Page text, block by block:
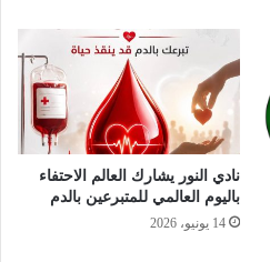
نادي النور يشارك العالم الاحتفاء
باليوم العالمي للمتبرعين بالدم
14 يونيو، 2026